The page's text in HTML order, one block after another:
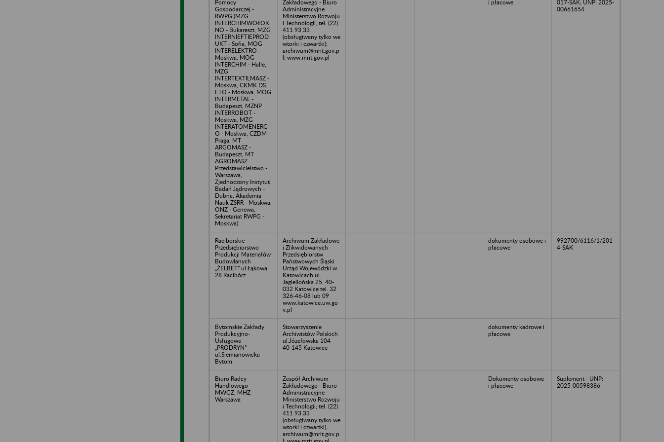
Pomocy
Gospodarczej -
RWPG (MZG
INTERCHIMWOŁOK
NO - Bukareszt, MZG
INTERNIEFTIEPROD
UKT - Sofia, MOG
INTERELEKTRO -
Moskwa, MOG
INTERCHIM - Halle,
MZG
INTERTEXTILMASZ -
Moskwa, CKMK DS.
ETO - Moskwa, MOG
INTERMETAL -
Budapeszt, MZNP
INTERROBOT -
Moskwa, MZG
INTERATOMENERG
O - Moskwa, CZDM -
Praga, MT
ARGOMASZ -
Budapeszt, MT
AGROMASZ
Przedstawicielstwo -
Warszawa,
Zjednoczony Instytut
Badań Jądrowych -
Dubna, Akademia
Nauk ZSRR - Moskwa,
ONZ - Genewa,
Sekretariat RWPG -
Moskwa)
Zakładowego - Biuro
Administracyjne
Ministerstwo Rozwoju
i Technologii; tel. (22)
411 93 33
(obsługiwany tylko we
wtorki i czwartki);
archiwum@mrit.gov.p
l; www.mrit.gov.pl
i płacowe
017-SAK; UNP: 2025-
00661654
Raciborskie
Przedsiębiorstwo
Produkcji Materiałów
Budowlanych
„ŻELBET” ul.Łąkowa
28 Racibórz
Archiwum Zakładowe
i Zlikwidowanych
Przedsiębiorstw
Państwowych Śląski
Urząd Wojewódzki w
Katowicach ul.
Jagiellońska 25, 40-
032 Katowice tel. 32
326-46-08 lub 09
www.katowice.uw.go
v.pl
dokumenty osobowe i
płacowe
992700/6116/1/201
4-SAK
Bytomskie Zakłady
Produkcyjno-
Usługowe
„PRODRYN”
ul.Siemianowicka
Bytom
Stowarzyszenie
Archiwistów Polskich
ul.Józefowska 104
40-145 Katowice
dokumenty kadrowe i
płacowe
Biuro Radcy
Handlowego -
MWGZ, MHZ
Warszawa
Zespół Archiwum
Zakładowego - Biuro
Administracyjne
Ministerstwo Rozwoju
i Technologii; tel. (22)
411 93 33
(obsługiwany tylko we
wtorki i czwartki);
archiwum@mrit.gov.p
Dokumenty osobowe
i płacowe
Suplement - UNP:
2025-00598386